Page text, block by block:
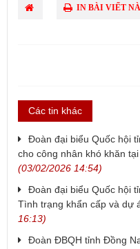
IN BÀI VIẾT
Các tin khác
Đoàn đại biểu Quốc hội
cho công nhân khó khăn
(03/02/2026 14:54)
Đoàn đại biểu Quốc hội
Tình trạng khẩn cấp và dự
16:13)
Đoàn ĐBQH tỉnh Đồng